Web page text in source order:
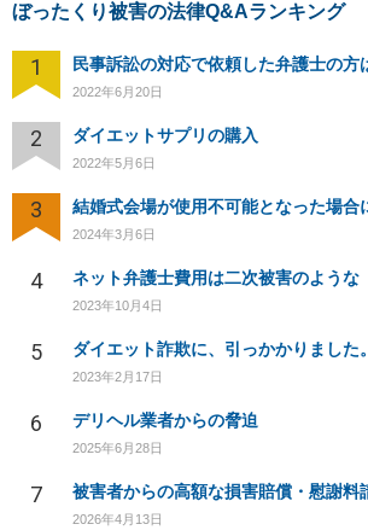
ぼったくり被害の法律Q&Aランキング
1
2022年6月20日
2 ダイエットサプリの購入
2022年5月6日
3
2024年3月6日
4 ネット弁護士費用は二次被害のような
2023年10月4日
5 ダイエット詐欺に、引っかかりました。
2023年2月17日
6 デリヘル業者からの脅迫
2025年6月28日
7
2026年4月13日